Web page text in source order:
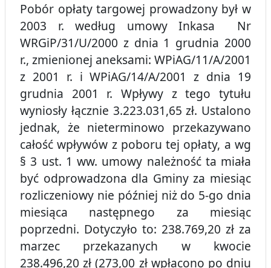
Pobór opłaty targowej prowadzony był w
2003 r. według umowy Inkasa Nr
WRGiP/31/U/2000 z dnia 1 grudnia 2000
r., zmienionej aneksami: WPiAG/11/A/2001
z 2001 r. i WPiAG/14/A/2001 z dnia 19
grudnia 2001 r. Wpływy z tego tytułu
wyniosły łącznie 3.223.031,65 zł. Ustalono
jednak, że nieterminowo przekazywano
całość wpływów z poboru tej opłaty, a wg
§ 3 ust. 1 ww. umowy należność ta miała
być odprowadzona dla Gminy za miesiąc
rozliczeniowy nie później niż do 5-go dnia
miesiąca następnego za miesiąc
poprzedni. Dotyczyło to: 238.769,20 zł za
marzec przekazanych w kwocie
238.496,20 zł (273,00 zł wpłacono po dniu